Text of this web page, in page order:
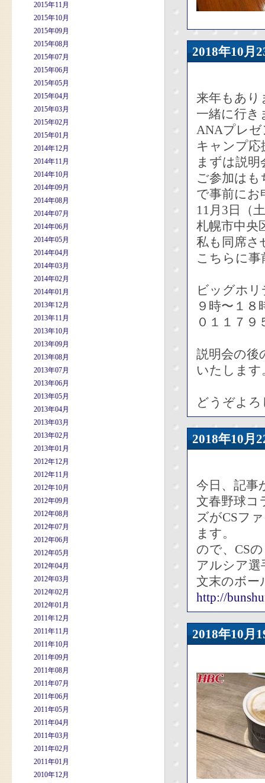
2015年11月
2015年10月
2015年09月
2015年08月
2015年07月
2015年06月
2015年05月
2015年04月
2015年03月
2015年02月
2015年01月
2014年12月
2014年11月
2014年10月
2014年09月
2014年08月
2014年07月
2014年06月
2014年05月
2014年04月
2014年03月
2014年02月
2014年01月
2013年12月
2013年11月
2013年10月
2013年09月
2013年08月
2013年07月
2013年06月
2013年05月
2013年04月
2013年03月
2013年02月
2013年01月
2012年12月
2012年11月
2012年10月
2012年09月
2012年08月
2012年07月
2012年06月
2012年05月
2012年04月
2012年03月
2012年02月
2012年01月
2011年12月
2011年11月
2011年10月
2011年09月
2011年08月
2011年07月
2011年06月
2011年05月
2011年04月
2011年03月
2011年02月
2011年01月
2010年12月
2018年10
来年もあ
一緒に行き
ANAプレ
キャンプ応
まずは説
ご参加は
で事前にお
11月3日（
札幌市中央
私も同席さ
こちらに
ビッグホ
９時〜１
０１１７９
説明会の後
いたします
どうぞよ
2018年10
今日、記事
文春野球コ
ズがCSフ
ます。
ので、CS
アルシア
文末のボ
http://
2018年10